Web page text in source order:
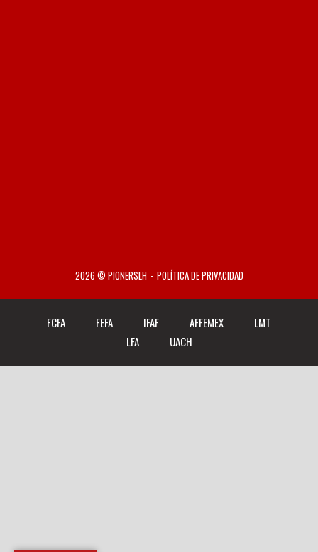
2026 © PIONERSLH POLÍTICA DE PRIVACIDAD
FCFA FEFA IFAF AFFEMEX
LMT
LFA
UACH